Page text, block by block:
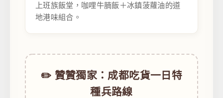
上班族飯堂，咖哩牛腩飯＋冰鎮菠蘿油的道
地港味組合。
✏️ 贊贊獨家：成都吃貨一日特
種兵路線